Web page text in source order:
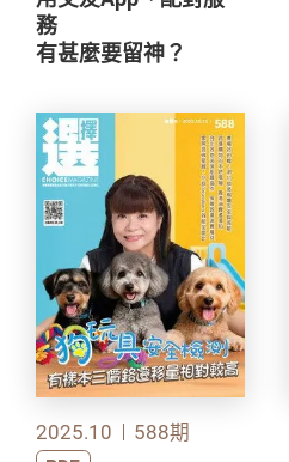
務
有甚麼要留神？
2025.10 588期